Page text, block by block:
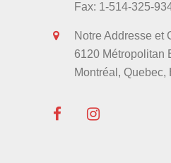
Fax: 1-514-325-
Notre Addresse et
6120 Métropolitan
Montréal, Quebec,